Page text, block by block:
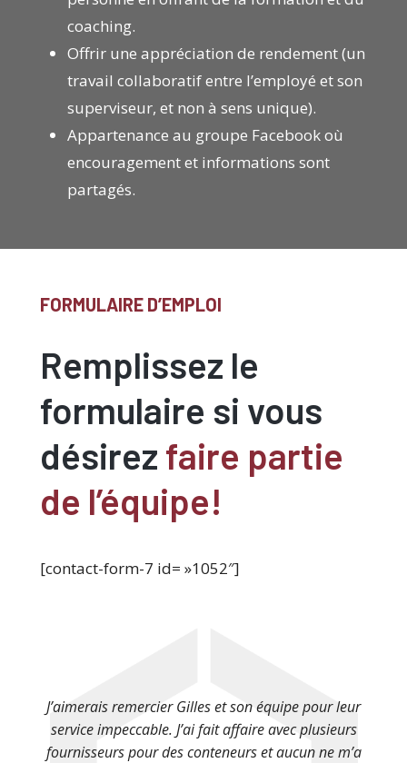
coaching.
Offrir une appréciation de rendement (un
travail collaboratif entre l’employé et son
superviseur, et non à sens unique).
Appartenance au groupe Facebook où
encouragement et informations sont
partagés.
FORMULAIRE D’EMPLOI
Remplissez le
formulaire si vous
désirez faire partie
de l’équipe!
[contact-form-7 id= »1052″]
J’aimerais remercier Gilles et son équipe pour leur
service impeccable. J’ai fait affaire avec plusieurs
fournisseurs pour des conteneurs et aucun ne m’a